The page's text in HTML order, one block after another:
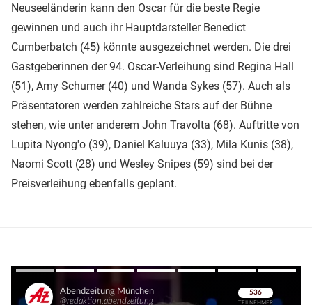
Neuseeländerin kann den Oscar für die beste Regie
gewinnen und auch ihr Hauptdarsteller Benedict
Cumberbatch (45) könnte ausgezeichnet werden. Die drei
Gastgeberinnen der 94. Oscar-Verleihung sind Regina Hall
(51), Amy Schumer (40) und Wanda Sykes (57). Auch als
Präsentatoren werden zahlreiche Stars auf der Bühne
stehen, wie unter anderem John Travolta (68). Auftritte von
Lupita Nyong'o (39), Daniel Kaluuya (33), Mila Kunis (38),
Naomi Scott (28) und Wesley Snipes (59) sind bei der
Preisverleihung ebenfalls geplant.